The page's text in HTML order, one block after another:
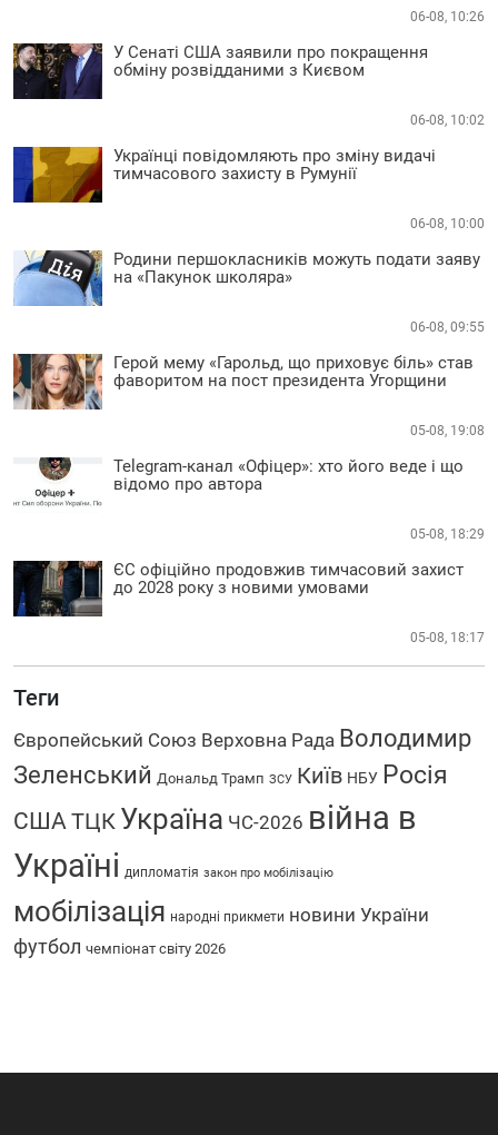
06-08, 10:26
У Сенаті США заявили про покращення
обміну розвідданими з Києвом
06-08, 10:02
Українці повідомляють про зміну видачі
тимчасового захисту в Румунії
06-08, 10:00
Родини першокласників можуть подати заяву
на «Пакунок школяра»
06-08, 09:55
Герой мему «Гарольд, що приховує біль» став
фаворитом на пост президента Угорщини
05-08, 19:08
Telegram-канал «Офіцер»: хто його веде і що
відомо про автора
05-08, 18:29
ЄС офіційно продовжив тимчасовий захист
до 2028 року з новими умовами
05-08, 18:17
Теги
Європейський Союз Верховна Рада Володимир
Зеленський Дональд Трамп ЗСУ Київ НБУ Росія
СШАТЦК Україна ЧС-2026 війна в
Україні дипломатія закон про мобілізацію
мобілізація народні прикмети новини України
футбол чемпіонат світу 2026